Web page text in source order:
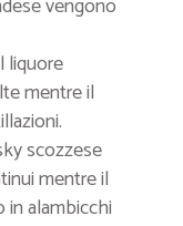
liquore
mentre il
scozzese
mentre il
alambicchi